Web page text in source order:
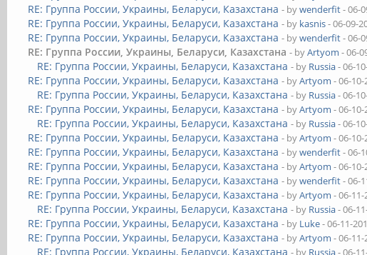
RE: Группа России, Украины, Беларуси, Казахстана - bywenderfit- 06-
RE: Группа России, Украины, Беларуси, Казахстана - by kasnis- 06-09-
RE: Группа России, Украины, Беларуси, Казахстана - bywenderfit- 06-
RE: Группа России, Украины, Беларуси, Казахстана - byArtyom - 06-
RE: Группа России, Украины, Беларуси, Казахстана - by Russia- 06-
RE: Группа России, Украины, Беларуси, Казахстана - byArtyom - 06-10-
RE: Группа России, Украины, Беларуси, Казахстана - by Russia- 06-
RE: Группа России, Украины, Беларуси, Казахстана - byArtyom - 06-10-
RE: Группа России, Украины, Беларуси, Казахстана - by Russia- 06-
RE: Группа России, Украины, Беларуси, Казахстана - byArtyom - 06-10-
RE: Группа России, Украины, Беларуси, Казахстана - bywenderfit- 06-
RE: Группа России, Украины, Беларуси, Казахстана - byArtyom - 06-10-
RE: Группа России, Украины, Беларуси, Казахстана - bywenderfit- 06-
RE: Группа России, Украины, Беларуси, Казахстана - byArtyom - 06-11-
RE: Группа России, Украины, Беларуси, Казахстана - by Russia- 06-
RE: Группа России, Украины, Беларуси, Казахстана - by Luke- 06-11-
RE: Группа России, Украины, Беларуси, Казахстана - byArtyom - 06-11-
RE: Группа России, Украины, Беларуси, Казахстана - by Russia- 06-